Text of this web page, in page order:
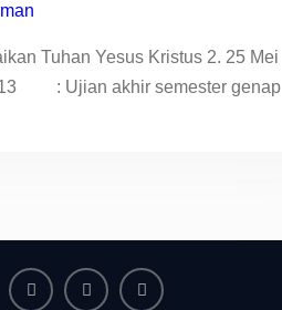
Yesus Kristus 2. 25 Mei
: Ujian akhir semester genap